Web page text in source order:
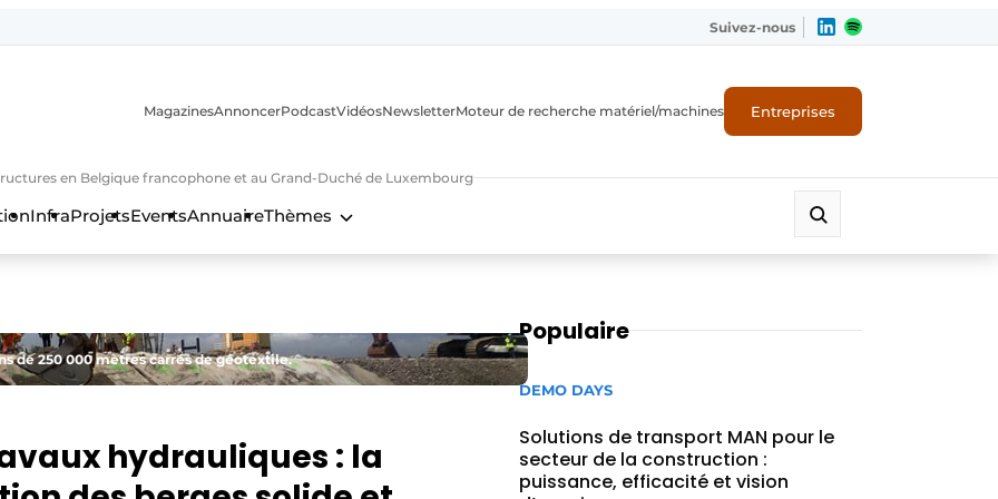
Suivez-nous
en Belgique francophone et au Grand-Duché de Luxembourg
MagazinesAnnoncerPodcastVidéosNewsletterMoteur de recherche matériel/machines Entreprises
InfraProjetsEventsAnnuaireThèmes
de 250 000 mètres carrés de géotextile.
hydrauliques : la
Populaire
DEMO DAYS
Solutions de transport MAN pour le
secteur de la construction :
puissance, efficacité et vision